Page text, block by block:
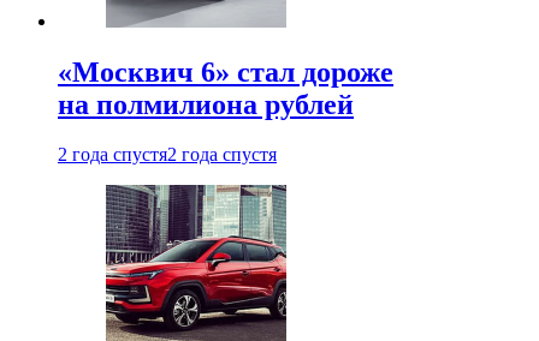
«Москвич 6» стал дороже
на полмилиона рублей
2 года спустя2 года спустя